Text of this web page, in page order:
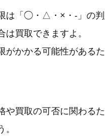
は「◯・△・×・-」の
買取できますよ。
がかかる可能性がある
や買取の可否に関わる
。